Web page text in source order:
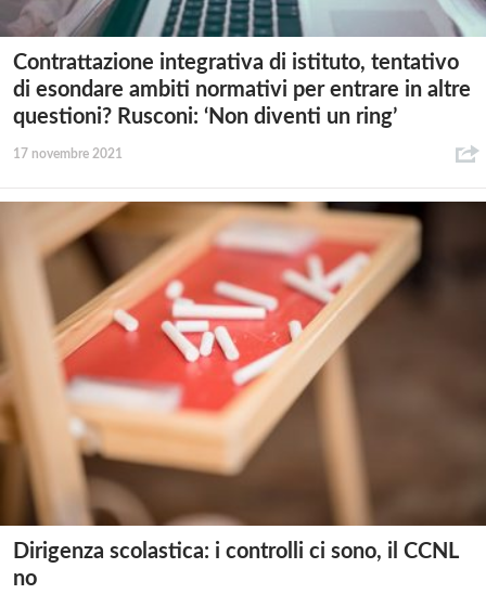
Contrattazione integrativa di istituto, tentativo
di esondare ambiti normativi per entrare in altre
questioni? Rusconi: ‘Non diventi un ring’
17 novembre 2021
Dirigenza scolastica: i controlli ci sono, il CCNL
no